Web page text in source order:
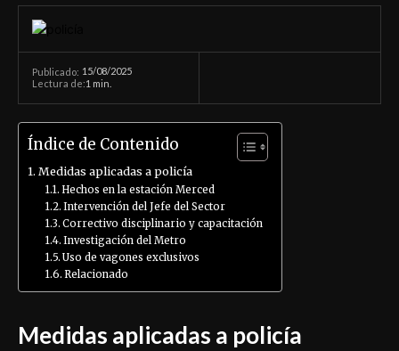
Publicado: 15/08/2025
Lectura de:1 min.
Índice de Contenido
Medidas aplicadas a policía
Hechos en la estación Merced
Intervención del Jefe del Sector
Correctivo disciplinario y capacitación
Investigación del Metro
Uso de vagones exclusivos
Relacionado
Medidas aplicadas a policía